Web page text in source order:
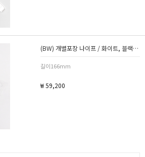
(BW) 개별포장 나이프 / 화이트, 블랙 / 1박스 2000개
길이166mm
₩ 59,200